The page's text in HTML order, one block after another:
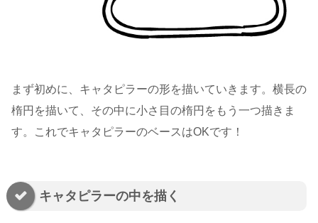
まず初めに、キャタピラーの形を描いていきます。横長の
楕円を描いて、その中に小さ目の楕円をもう一つ描きま
す。これでキャタピラーのベースはOKです！
キャタピラーの中を描く